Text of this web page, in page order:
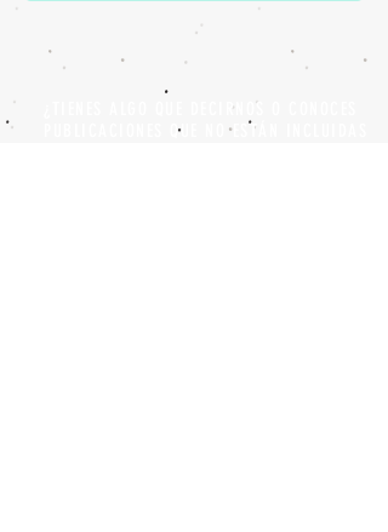
¿TIENES ALGO QUE DECIRNOS O CONOCES
PUBLICACIONES QUE NO ESTÁN INCLUIDAS